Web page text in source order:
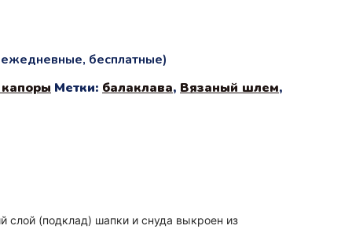
бесплатные)
Метки: балаклава, Вязаный шлем,
слой (подклад) шапки и снуда выкроен из